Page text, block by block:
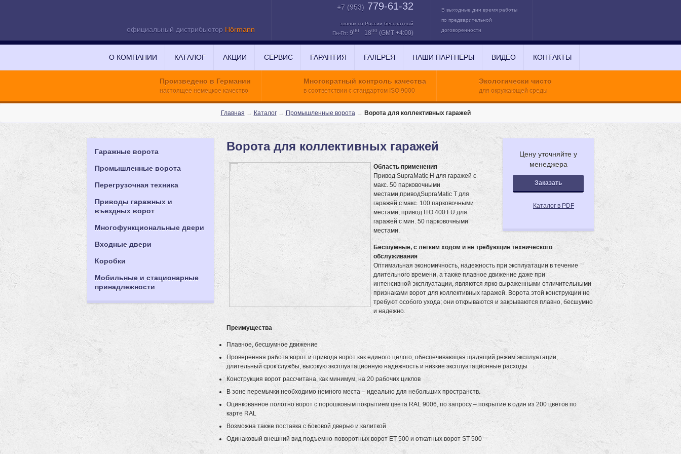
официальный дистрибьютор Hörmann
+7 (953) 779-61-32
звонок по России бесплатный
Пн-Пт: 900 - 1800 (GMT +4:00)
В выходные дни время работы
по предварительной
договоренности
О КОМПАНИИ КАТАЛОГ АКЦИИ СЕРВИС ГАРАНТИЯ ГАЛЕРЕЯ НАШИ ПАРТНЕРЫ ВИДЕО КОНТАКТЫ
ПОИСК
Произведено в Германии
настоящее немецкое качество
Многократный контроль качества
в соответствии с стандартом ISO 9000
Экологически чисто
для окружающей среды
Главная → Каталог → Промышленные ворота → Ворота для коллективных гаражей
Гаражные ворота
Промышленные ворота
Перегрузочная техника
Приводы гаражных и
въездных ворот
Многофункциональные двери
Входные двери
Коробки
Мобильные и стационарные
принадлежности
Цену уточняйте у
менеджера
Заказать
Каталог в PDF
Ворота для коллективных гаражей
Область применения
Привод SupraMatic H для гаражей с
макс. 50 парковочными
местами,приводSupraMatic T для
гаражей с макс. 100 парковочными
местами, привод ITO 400 FU для
гаражей с мин. 50 парковочными
местами.
Бесшумные, с легким ходом и не требующие технического
обслуживания
Оптимальная экономичность, надежность при эксплуатации в течение
длительного времени, а также плавное движение даже при
интенсивной эксплуатации, являются ярко выраженными отличительными
признаками ворот для коллективных гаражей. Ворота этой конструкции не
требуют особого ухода; они открываются и закрываются плавно, бесшумно
и надежно.
Преимущества
Плавное, бесшумное движение
Проверенная работа ворот и привода ворот как единого целого, обеспечивающая щадящий режим эксплуатации,
длительный срок службы, высокую эксплуатационную надежность и низкие эксплуатационные расходы
Конструкция ворот рассчитана, как минимум, на 20 рабочих циклов
В зоне перемычки необходимо немного места – идеально для небольших пространств.
Оцинкованное полотно ворот с порошковым покрытием цвета RAL 9006, по запросу – покрытие в один из 200 цветов по
карте RAL
Возможна также поставка с боковой дверью и калиткой
Одинаковый внешний вид подъемно-поворотных ворот ЕТ 500 и откатных ворот ST 500